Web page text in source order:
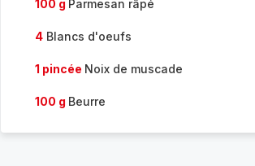
100 g Parmesan râpé
4Blancs d'oeufs
1 pincée Noix de muscade
100 g Beurre